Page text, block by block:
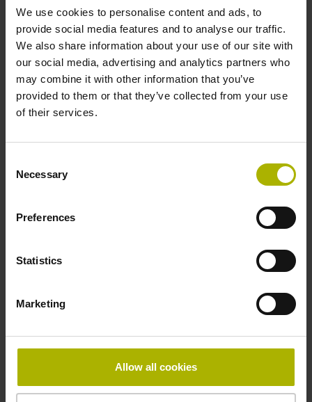
We use cookies to personalise content and ads, to
provide social media features and to analyse our traffic.
We also share information about your use of our site with
our social media, advertising and analytics partners who
may combine it with other information that you’ve
provided to them or that they’ve collected from your use
of their services.
Selection
Necessary
Preferences
Statistics
Marketing
Allow all cookies
920 mm
Referenzmarkenlage
ML/2 - in der Mitte der Messlänge
Dicke
Downloads / CAD / Montage